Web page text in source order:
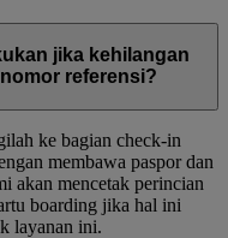
jika kehilangan
referensi?
ke bagian check-in
membawa paspor dan
akan mencetak perincian
boarding jika hal ini
layanan ini.